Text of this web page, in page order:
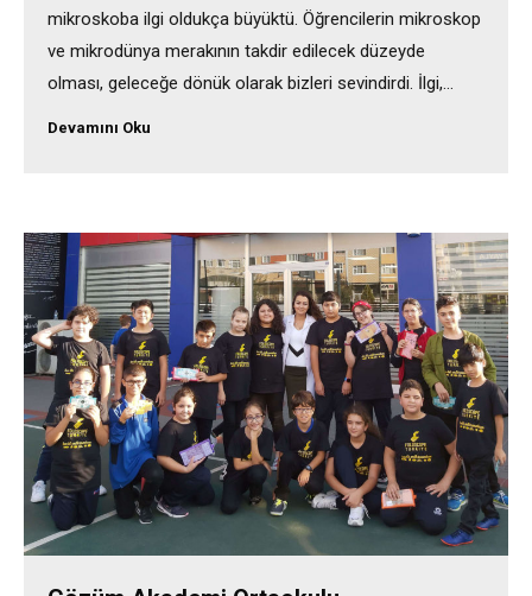
mikroskoba ilgi oldukça büyüktü. Öğrencilerin mikroskop
ve mikrodünya merakının takdir edilecek düzeyde
olması, geleceğe dönük olarak bizleri sevindirdi. İlgi,…
Devamını Oku